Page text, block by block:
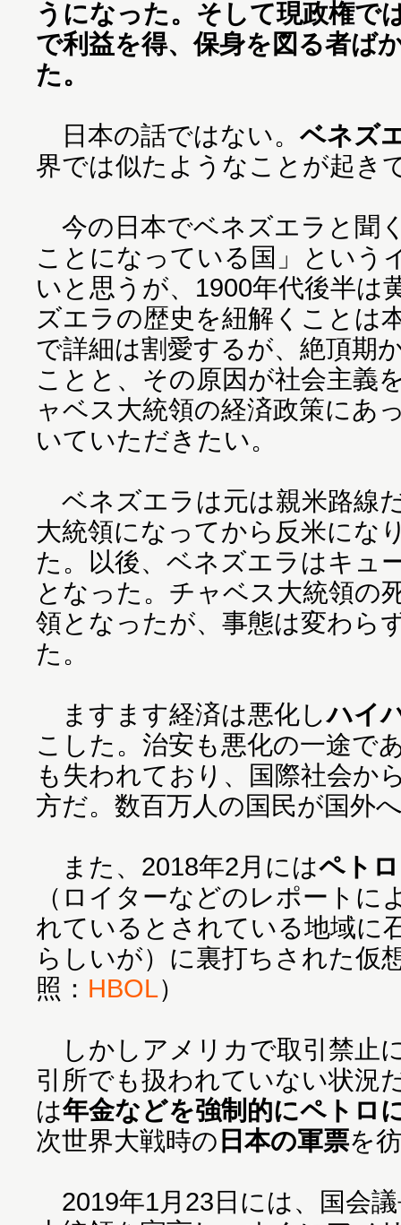
うになった。そして現政権で
で利益を得、保身を図る者ば
た。
日本の話ではない。 ベネズ
界では似たようなことが起き
今の日本でベネズエラと聞
ことになっている国」という
いと思うが、1900年代後半は
ズエラの歴史を紐解くことは
で詳細は割愛するが、絶頂期
ことと、その原因が社会主義
ャベス大統領の経済政策にあ
いていただきたい。
ベネズエラは元は親米路線
大統領になってから反米にな
た。以後、ベネズエラはキュ
となった。チャベス大統領の
領となったが、事態は変わら
た。
ますます経済は悪化しハイ
こした。治安も悪化の一途で
も失われており、国際社会か
方だ。数百万人の国民が国外
また、2018年2月にはペトロ
（ロイターなどのレポートに
れているとされている地域に
らしいが）に裏打ちされた仮
照： HBOL）
しかしアメリカで取引禁止
引所でも扱われていない状況
は年金などを強制的にペトロ
次世界大戦時の 日本の軍票を
2019年1月23日には、国会